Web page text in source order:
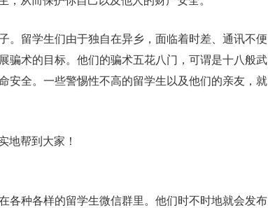
。留学生们由于独自在异乡，面临着时差、通讯不便
骗术的目标。他们的骗术五花八门，可谓是十八般武
安全。一些警惕性不高的留学生以及他们的亲友，就
地帮到大家！
各种各样的留学生微信群里。他们时不时地就会发布